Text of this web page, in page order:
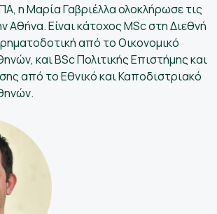
η Μαρία Γαβριέλλα ολοκλήρωσε τις
Αθήνα. Είναι κάτοχος MSc στη Διεθνή
από το Οικονομικό
και BSc Πολιτικής Επιστήμης και
από το Εθνικό και Καποδιστριακό